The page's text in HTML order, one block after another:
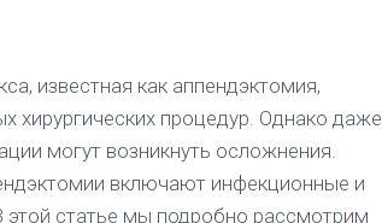
известная как аппендэктомия,
хирургических процедур. Однако даже
могут возникнуть осложнения.
включают инфекционные и
статье мы подробно рассмотрим